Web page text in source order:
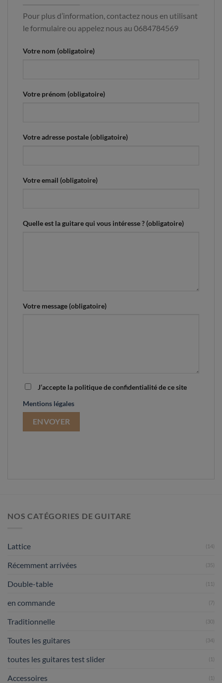
Pour plus d’information, contactez nous en utilisant
le formulaire ou appelez nous au 0684784569
Votre nom (obligatoire)
Votre prénom (obligatoire)
Votre adresse postale (obligatoire)
Votre email (obligatoire)
Quelle est la guitare qui vous intéresse ? (obligatoire)
Votre message (obligatoire)
J’accepte la politique de confidentialité de ce site
Mentions légales
NOS CATÉGORIES DE GUITARE
Lattice (14)
Récemment arrivées (35)
Double-table (11)
en commande (7)
Traditionnelle (30)
Toutes les guitares (34)
toutes les guitares test slider (1)
Accessoires (1)